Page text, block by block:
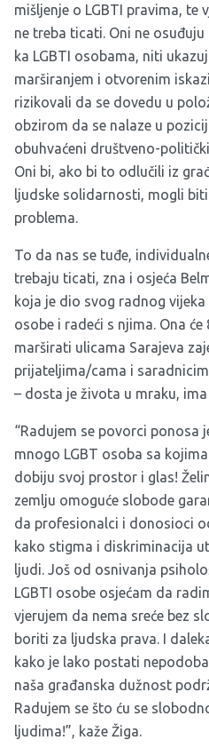
mišljenje o LGBTI pravima, te
ne treba ticati. Oni ne
ka LGBTI osobama, niti
marširanjem i otvorenim
rizikovali da se dovedu u
obzirom da se nalaze u
obuhvaćeni društveno-
Oni bi, ako bi to odlučili iz
ljudske solidarnosti, mogli
problema.
To da nas se tuđe,
trebaju ticati, zna i osjeća
koja je dio svog radnog vijeka
osobe i radeći s njima. Ona
marširati ulicama Sarajeva
prijateljima/cama i
– dosta je života u mraku, ima
“Radujem se povorci ponosa
mnogo LGBT osoba sa
dobiju svoj prostor i glas!
zemlju omoguće slobode
da profesionalci i donosioci
kako stigma i diskriminacija
ljudi. Još od osnivanja
LGBTI osobe osjećam da
vjerujem da nema sreće bez
boriti za ljudska prava. I
kako je lako postati
naša građanska dužnost
Radujem se što ću se
ljudima!”, kaže Žiga.